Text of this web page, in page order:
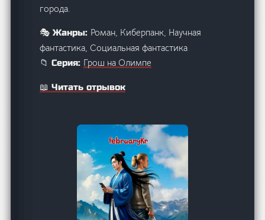
города.
🎭 Жанры: Роман, Киберпанк, Научная
фантастика, Социальная фантастика
📁 Серия: Грош на Олимпе
📖 Читать отрывок